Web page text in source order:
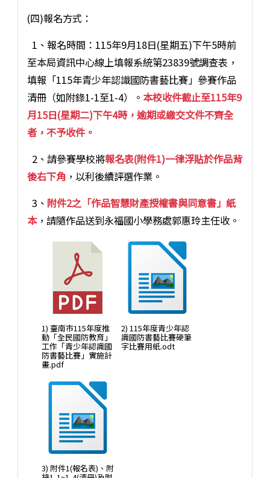
(四)報名方式：
1、報名時間：115年9月18日(星期五)下午5時前
至本局資訊中心線上填報系統第23839號調查表，
填報「115年青少年認識國防書藝比賽」參賽作品
清冊（如附錄1-1至1-4）。 本校收件截止至115年9
月15日(星期二)下午4時，逾期或繳交文件不齊全
者，不予收件。
2、請參賽學校將報名表(附件1)一律浮貼於作品背
後右下角，以利後續評選作業。
3、 附件2之「作品智慧財產授權書與同意書」紙
本，請隨作品送到永福國小學務處郭惠玲主任收。
1) 臺南市115年度推
動「全民國防教育」
工作「青少年認識國
防書藝比賽」實施計
畫.pdf
2) 115年度青少年認
識國防書藝比賽硬筆
字比賽用紙.odt
3) 附件1(報名表)、附